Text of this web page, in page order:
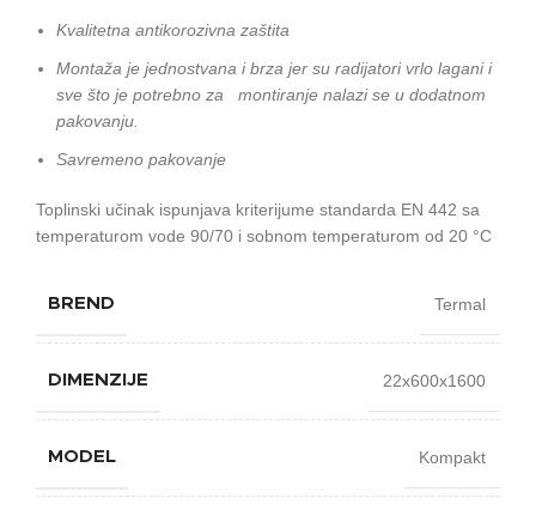
Kvalitetna antikorozivna zaštita
Montaža je jednostvana i brza jer su radijatori vrlo lagani i
sve što je potrebno za montiranje nalazi se u dodatnom
pakovanju.
Savremeno pakovanje
Toplinski učinak ispunjava kriterijume standarda EN 442 sa
temperaturom vode 90/70 i sobnom temperaturom od 20 °C
BREND Termal
DIMENZIJE 22x600x1600
MODEL Kompakt